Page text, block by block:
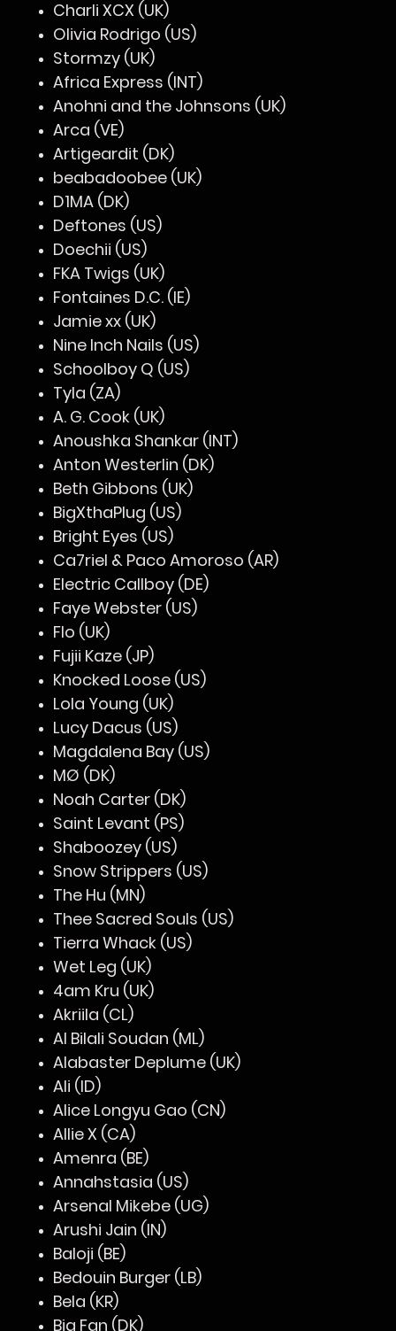
Charli XCX (UK)
Olivia Rodrigo (US)
Stormzy (UK)
Africa Express (INT)
Anohni and the Johnsons (UK)
Arca (VE)
Artigeardit (DK)
beabadoobee (UK)
D1MA (DK)
Deftones (US)
Doechii (US)
FKA Twigs (UK)
Fontaines D.C. (IE)
Jamie xx (UK)
Nine Inch Nails (US)
Schoolboy Q (US)
Tyla (ZA)
A. G. Cook (UK)
Anoushka Shankar (INT)
Anton Westerlin (DK)
Beth Gibbons (UK)
BigXthaPlug (US)
Bright Eyes (US)
Ca7riel & Paco Amoroso (AR)
Electric Callboy (DE)
Faye Webster (US)
Flo (UK)
Fujii Kaze (JP)
Knocked Loose (US)
Lola Young (UK)
Lucy Dacus (US)
Magdalena Bay (US)
MØ (DK)
Noah Carter (DK)
Saint Levant (PS)
Shaboozey (US)
Snow Strippers (US)
The Hu (MN)
Thee Sacred Souls (US)
Tierra Whack (US)
Wet Leg (UK)
4am Kru (UK)
Akriila (CL)
Al Bilali Soudan (ML)
Alabaster Deplume (UK)
Ali (ID)
Alice Longyu Gao (CN)
Allie X (CA)
Amenra (BE)
Annahstasia (US)
Arsenal Mikebe (UG)
Arushi Jain (IN)
Baloji (BE)
Bedouin Burger (LB)
Bela (KR)
Big Fan (DK)